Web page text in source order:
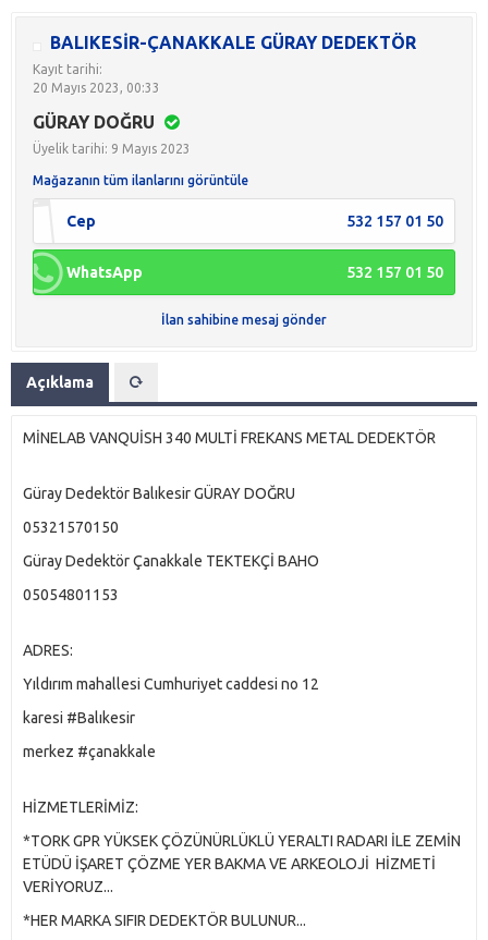
BALIKESİR-ÇANAKKALE GÜRAY DEDEKTÖR
Kayıt tarihi:
20 Mayıs 2023, 00:33
GÜRAY DOĞRU
Üyelik tarihi: 9 Mayıs 2023
Mağazanın tüm ilanlarını görüntüle
Cep 532 157 01 50
WhatsApp 532 157 01 50
İlan sahibine mesaj gönder
Açıklama
MİNELAB VANQUİSH 340 MULTİ FREKANS METAL DEDEKTÖR
Güray Dedektör Balıkesir GÜRAY DOĞRU
05321570150
Güray Dedektör Çanakkale TEKTEKÇİ BAHO
05054801153
ADRES:
Yıldırım mahallesi Cumhuriyet caddesi no 12
karesi #Balıkesir
merkez #çanakkale
HİZMETLERİMİZ:
*TORK GPR YÜKSEK ÇÖZÜNÜRLÜKLÜ YERALTI RADARI İLE ZEMİN
ETÜDÜ İŞARET ÇÖZME YER BAKMA VE ARKEOLOJİ HİZMETİ
VERİYORUZ...
*HER MARKA SIFIR DEDEKTÖR BULUNUR...